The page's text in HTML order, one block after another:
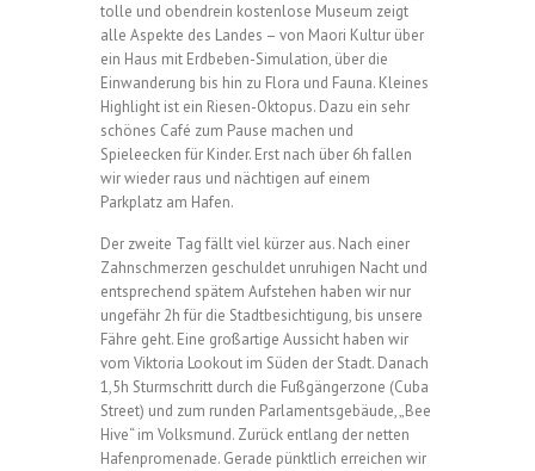
tolle und obendrein kostenlose Museum zeigt
alle Aspekte des Landes – von Maori Kultur über
ein Haus mit Erdbeben-Simulation, über die
Einwanderung bis hin zu Flora und Fauna. Kleines
Highlight ist ein Riesen-Oktopus. Dazu ein sehr
schönes Café zum Pause machen und
Spieleecken für Kinder. Erst nach über 6h fallen
wir wieder raus und nächtigen auf einem
Parkplatz am Hafen.
Der zweite Tag fällt viel kürzer aus. Nach einer
Zahnschmerzen geschuldet unruhigen Nacht und
entsprechend spätem Aufstehen haben wir nur
ungefähr 2h für die Stadtbesichtigung, bis unsere
Fähre geht. Eine großartige Aussicht haben wir
vom Viktoria Lookout im Süden der Stadt. Danach
1,5h Sturmschritt durch die Fußgängerzone (Cuba
Street) und zum runden Parlamentsgebäude, „Bee
Hive“ im Volksmund. Zurück entlang der netten
Hafenpromenade. Gerade pünktlich erreichen wir